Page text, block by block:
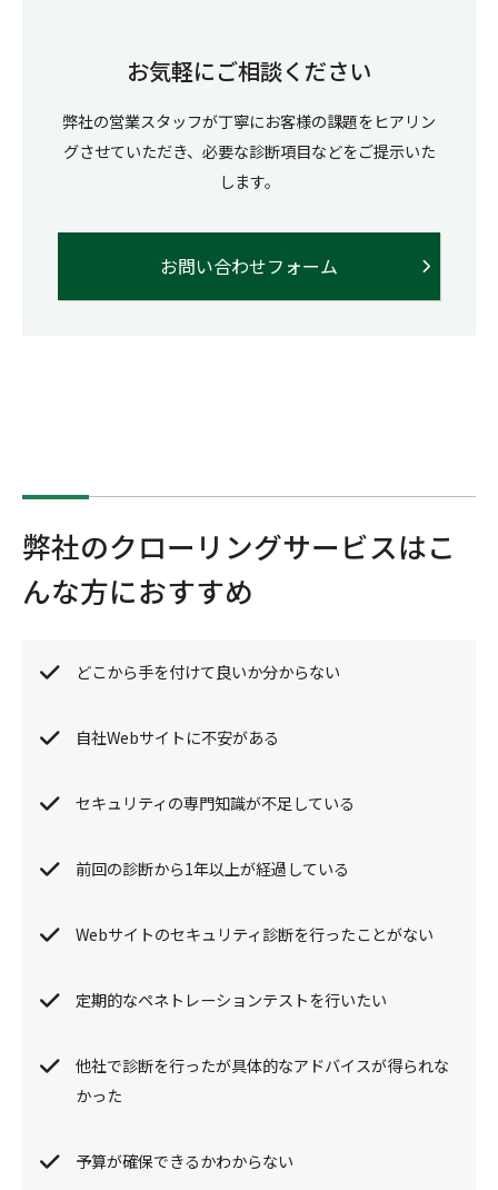
お気軽にご相談ください
弊社の営業スタッフが丁寧にお客様の課題をヒアリン
グさせていただき、必要な診断項目などをご提示いた
します。
お問い合わせフォーム
弊社のクローリングサービスはこ
んな方におすすめ
どこから手を付けて良いか分からない
自社Webサイトに不安がある
セキュリティの専門知識が不足している
前回の診断から1年以上が経過している
Webサイトのセキュリティ診断を行ったことがない
定期的なペネトレーションテストを行いたい
他社で診断を行ったが具体的なアドバイスが得られな
かった
予算が確保できるかわからない